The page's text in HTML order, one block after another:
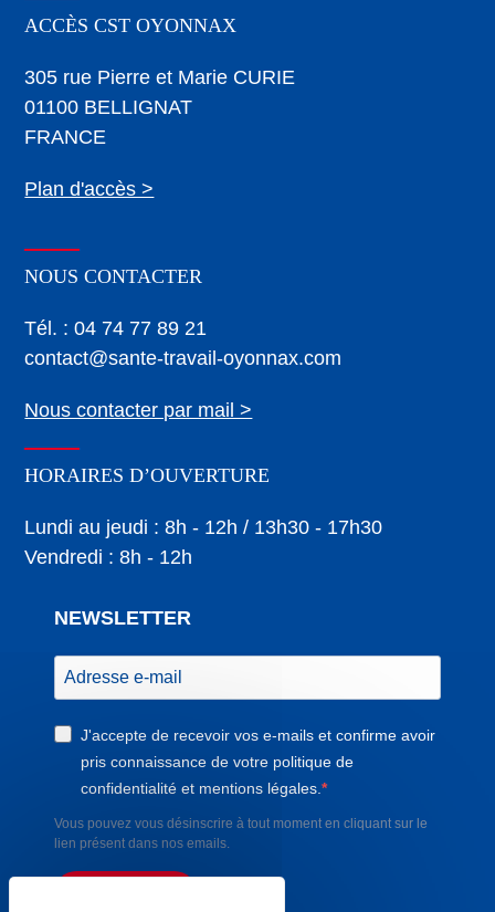
ACCÈS CST OYONNAX
305 rue Pierre et Marie CURIE
01100 BELLIGNAT
FRANCE
Plan d'accès >
NOUS CONTACTER
Tél. : 04 74 77 89 21
contact@sante-travail-oyonnax.com
Nous contacter par mail >
HORAIRES D’OUVERTURE
Lundi au jeudi : 8h - 12h / 13h30 - 17h30
Vendredi : 8h - 12h
NEWSLETTER
J'accepte de recevoir vos e-mails et confirme avoir
pris connaissance de votre politique de
confidentialité et mentions légales.
Vous pouvez vous désinscrire à tout moment en cliquant sur le
lien présent dans nos emails.